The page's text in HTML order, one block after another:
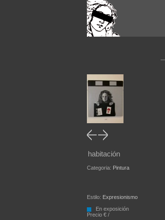
habitación
Categoria: Pintura
Estilo: Expresionismo
En exposición
Precio € /